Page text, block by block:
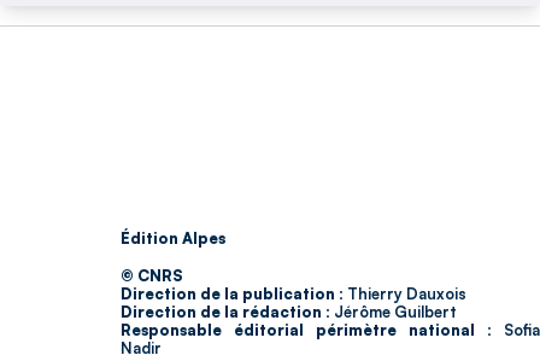
Édition Alpes
© CNRS
Direction de la publication : Thierry Dauxois
Direction de la rédaction : Jérôme Guilbert
Responsable éditorial périmètre national : Sofia
Nadir